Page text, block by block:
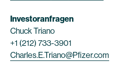
Investoranfragen
Chuck Triano
+1 (212) 733-3901
Charles.E.Triano@Pfizer.com